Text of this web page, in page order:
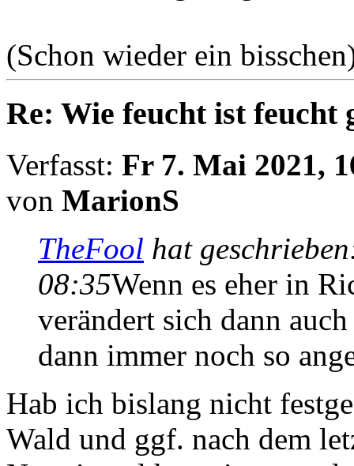
(Schon wieder ein
Re: Wie feucht ist feucht
Verfasst: Fr 7. Mai 2021,
von MarionS
TheFool hat
08:35Wenn es eher in
verändert sich dann
dann immer noch so
Hab ich bislang nicht
Wald und ggf. nach dem